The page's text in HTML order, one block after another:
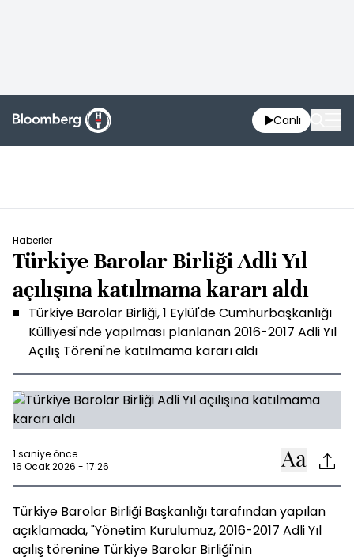
Canlı
Haberler
Türkiye Barolar Birliği Adli Yıl
açılışına katılmama kararı aldı
Türkiye Barolar Birliği, 1 Eylül'de Cumhurbaşkanlığı
Külliyesi'nde yapılması planlanan 2016-2017 Adli Yıl
Açılış Töreni'ne katılmama kararı aldı
1 saniye önce
16 Ocak 2026 - 17:26
Türkiye Barolar Birliği Başkanlığı tarafından yapılan
açıklamada, "Yönetim Kurulumuz, 2016-2017 Adli Yıl
açılış törenine Türkiye Barolar Birliği'nin